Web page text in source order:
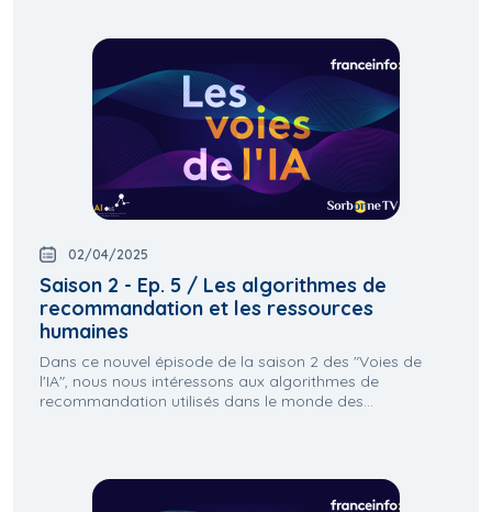
02/04/2025
Saison 2 - Ep. 5 / Les algorithmes de
recommandation et les ressources
humaines
Dans ce nouvel épisode de la saison 2 des "Voies de
l'IA", nous nous intéressons aux algorithmes de
recommandation utilisés dans le monde des...